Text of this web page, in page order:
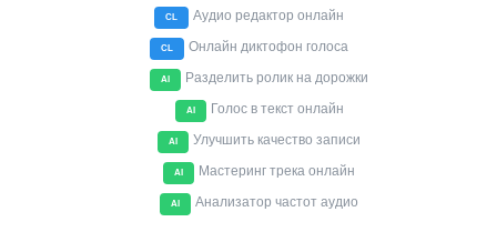
CL Аудио редактор онлайн
CL Онлайн диктофон голоса
AI Разделить ролик на дорожки
AI Голос в текст онлайн
AI Улучшить качество записи
AI Мастеринг трека онлайн
AI Анализатор частот аудио